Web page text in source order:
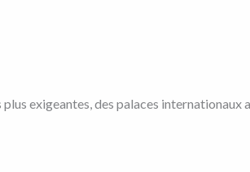
exigeantes, des palaces internationaux